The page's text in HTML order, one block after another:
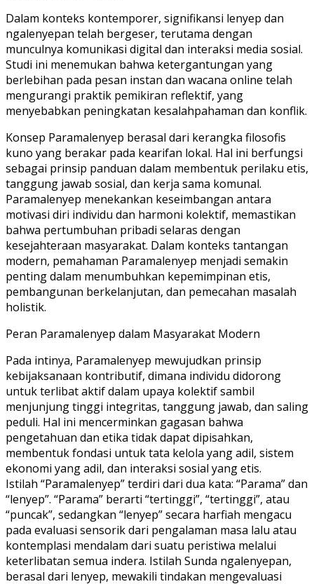
Dalam konteks kontemporer, signifikansi lenyep dan
ngalenyepan telah bergeser, terutama dengan
munculnya komunikasi digital dan interaksi media sosial.
Studi ini menemukan bahwa ketergantungan yang
berlebihan pada pesan instan dan wacana online telah
mengurangi praktik pemikiran reflektif, yang
menyebabkan peningkatan kesalahpahaman dan konflik.
Konsep Paramalenyep berasal dari kerangka filosofis
kuno yang berakar pada kearifan lokal. Hal ini berfungsi
sebagai prinsip panduan dalam membentuk perilaku etis,
tanggung jawab sosial, dan kerja sama komunal.
Paramalenyep menekankan keseimbangan antara
motivasi diri individu dan harmoni kolektif, memastikan
bahwa pertumbuhan pribadi selaras dengan
kesejahteraan masyarakat. Dalam konteks tantangan
modern, pemahaman Paramalenyep menjadi semakin
penting dalam menumbuhkan kepemimpinan etis,
pembangunan berkelanjutan, dan pemecahan masalah
holistik.
Peran Paramalenyep dalam Masyarakat Modern
Pada intinya, Paramalenyep mewujudkan prinsip
kebijaksanaan kontributif, dimana individu didorong
untuk terlibat aktif dalam upaya kolektif sambil
menjunjung tinggi integritas, tanggung jawab, dan saling
peduli. Hal ini mencerminkan gagasan bahwa
pengetahuan dan etika tidak dapat dipisahkan,
membentuk fondasi untuk tata kelola yang adil, sistem
ekonomi yang adil, dan interaksi sosial yang etis.
Istilah “Paramalenyep” terdiri dari dua kata: “Parama” dan
“lenyep”. “Parama” berarti “tertinggi”, “tertinggi”, atau
“puncak”, sedangkan “lenyep” secara harfiah mengacu
pada evaluasi sensorik dari pengalaman masa lalu atau
kontemplasi mendalam dari suatu peristiwa melalui
keterlibatan semua indera. Istilah Sunda ngalenyepan,
berasal dari lenyep, mewakili tindakan mengevaluasi